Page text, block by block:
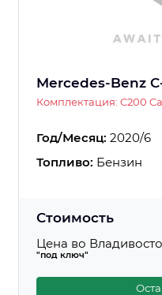
Mercedes-Benz
Комплектация: C200
Год/Месяц: 2020/6
Топливо: Бензин
Стоимость
Цена во
"под ключ"